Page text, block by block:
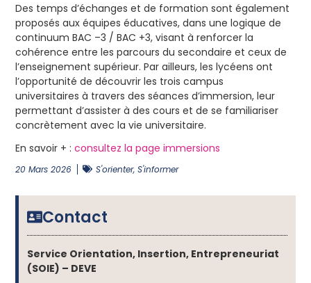
Des temps d’échanges et de formation sont également
proposés aux équipes éducatives, dans une logique de
continuum BAC –3 / BAC +3, visant à renforcer la
cohérence entre les parcours du secondaire et ceux de
l’enseignement supérieur. Par ailleurs, les lycéens ont
l’opportunité de découvrir les trois campus
universitaires à travers des séances d’immersion, leur
permettant d’assister à des cours et de se familiariser
concrètement avec la vie universitaire.
En savoir + :consultez la page immersions
20 Mars 2026 S'orienter, S'informer
Contact
Service Orientation, Insertion, Entrepreneuriat
(SOIE) – DEVE